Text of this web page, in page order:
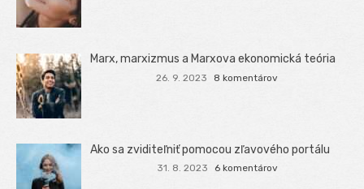
Marx, marxizmus a Marxova ekonomická teória
26. 9. 2023 8 komentárov
Ako sa zviditeľniť pomocou zľavového portálu
31. 8. 2023 6 komentárov